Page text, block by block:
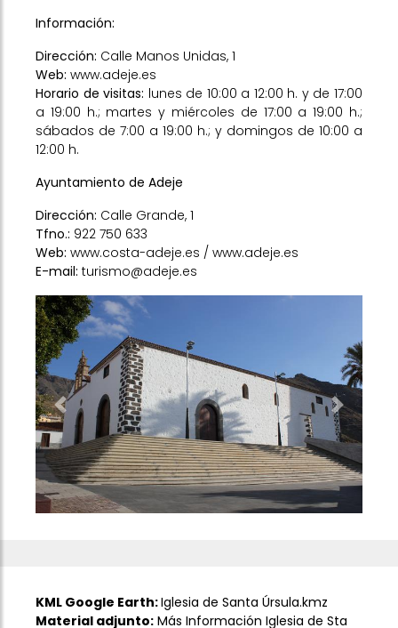
Información:
Dirección: Calle Manos Unidas, 1
Web: www.adeje.es
Horario de visitas: lunes de 10:00 a 12:00 h. y de 17:00
a 19:00 h.; martes y miércoles de 17:00 a 19:00 h.;
sábados de 7:00 a 19:00 h.; y domingos de 10:00 a
12:00 h.
Ayuntamiento de Adeje
Dirección: Calle Grande, 1
Tfno.: 922 750 633
Web: www.costa-adeje.es / www.adeje.es
E-mail: turismo@adeje.es
Previous Next
KML Google Earth:Iglesia de Santa Úrsula.kmz
Material adjunto: Más Información Iglesia de Sta